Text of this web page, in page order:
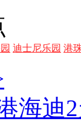
迪士尼乐园 港
海迪